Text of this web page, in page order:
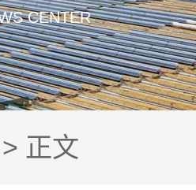
CENTER
> 正文